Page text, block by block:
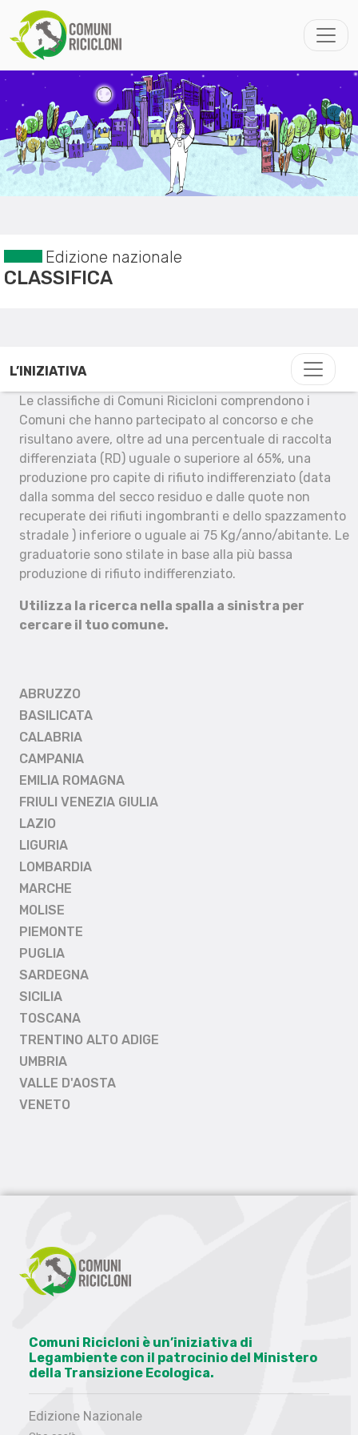
Edizione nazionale
CLASSIFICA
L’INIZIATIVA
Le classifiche di Comuni Ricicloni comprendono i
Comuni che hanno partecipato al concorso e che
risultano avere, oltre ad una percentuale di raccolta
differenziata (RD) uguale o superiore al 65%, una
produzione pro capite di rifiuto indifferenziato (data
dalla somma del secco residuo e dalle quote non
recuperate dei rifiuti ingombranti e dello spazzamento
stradale ) inferiore o uguale ai 75 Kg/anno/abitante. Le
graduatorie sono stilate in base alla più bassa
produzione di rifiuto indifferenziato.
Utilizza la ricerca nella spalla a sinistra per
cercare il tuo comune.
ABRUZZO
BASILICATA
CALABRIA
CAMPANIA
EMILIA ROMAGNA
FRIULI VENEZIA GIULIA
LAZIO
LIGURIA
LOMBARDIA
MARCHE
MOLISE
PIEMONTE
PUGLIA
SARDEGNA
SICILIA
TOSCANA
TRENTINO ALTO ADIGE
UMBRIA
VALLE D'AOSTA
VENETO
Comuni Ricicloni è un’iniziativa di
Legambiente con il patrocinio del Ministero
della Transizione Ecologica.
Edizione Nazionale